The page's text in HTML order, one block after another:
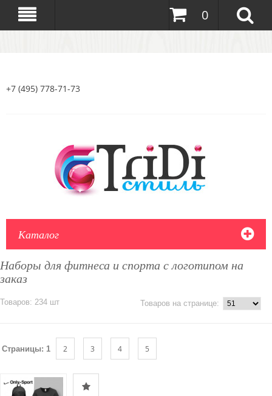
0
+7 (495) 778-71-73
Каталог
Наборы для фитнеса и спорта с логотипом на
заказ
Товаров: 234 шт Товаров на странице:
Страницы: 1 2 3 4 5